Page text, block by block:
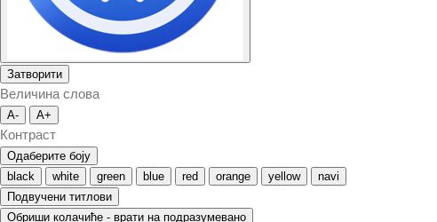
Затворити
Величина слова
A- A+
Контраст
Одаберите боју
black
white green blue red orange yellow
navi
Подвучени титлови
Обриши колачиће - врати на подразумевано